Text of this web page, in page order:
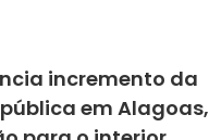
incremento da
em Alagoas,